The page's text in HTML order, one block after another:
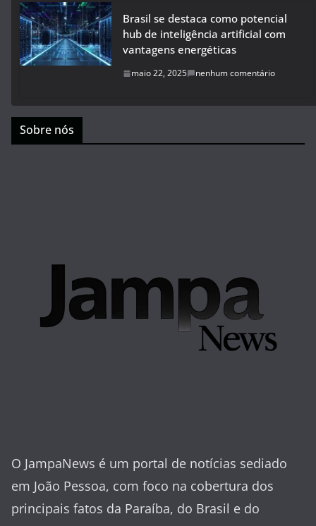
Brasil se destaca como potencial
hub de inteligência artificial com
vantagens energéticas
maio 22, 2025 nenhum comentário
Sobre nós
O JampaNews é um portal de notícias sediado
em João Pessoa, com foco na cobertura dos
principais fatos da Paraíba, do Brasil e do